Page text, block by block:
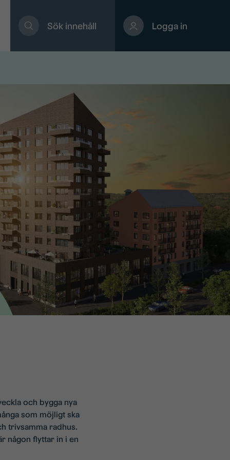
Sök innehåll Logga in
och bygga nya
som möjligt ska
trivsamma radhus.
någon flyttar in i en